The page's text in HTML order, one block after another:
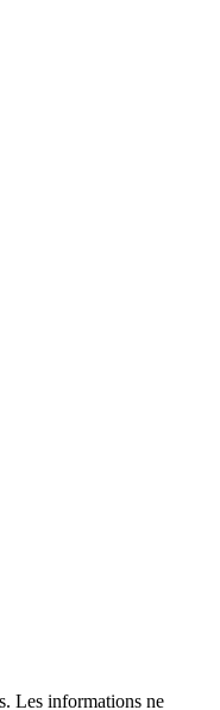
Les informations ne